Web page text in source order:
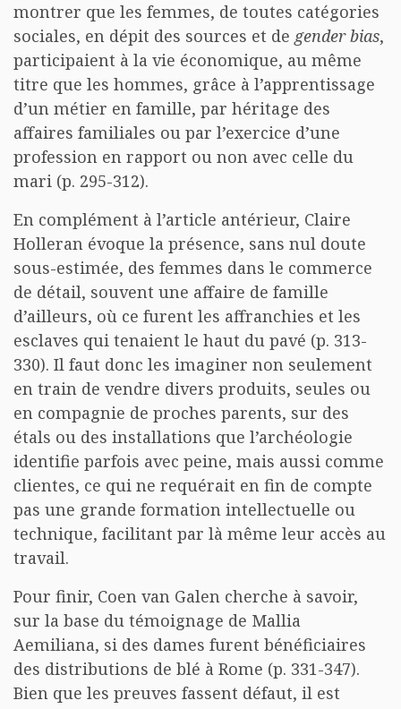
montrer que les femmes, de toutes catégories
sociales, en dépit des sources et de gender bias,
participaient à la vie économique, au même
titre que les hommes, grâce à l’apprentissage
d’un métier en famille, par héritage des
affaires familiales ou par l’exercice d’une
profession en rapport ou non avec celle du
mari (p. 295-312).
En complément à l’article antérieur, Claire
Holleran évoque la présence, sans nul doute
sous-estimée, des femmes dans le commerce
de détail, souvent une affaire de famille
d’ailleurs, où ce furent les affranchies et les
esclaves qui tenaient le haut du pavé (p. 313-
330). Il faut donc les imaginer non seulement
en train de vendre divers produits, seules ou
en compagnie de proches parents, sur des
étals ou des installations que l’archéologie
identifie parfois avec peine, mais aussi comme
clientes, ce qui ne requérait en fin de compte
pas une grande formation intellectuelle ou
technique, facilitant par là même leur accès au
travail.
Pour finir, Coen van Galen cherche à savoir,
sur la base du témoignage de Mallia
Aemiliana, si des dames furent bénéficiaires
des distributions de blé à Rome (p. 331-347).
Bien que les preuves fassent défaut, il est